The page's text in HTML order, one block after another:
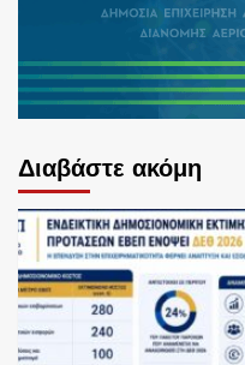
Διαβάστε ακόμη